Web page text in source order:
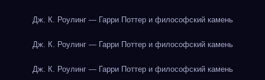
Дж. К. Роулинг — Гарри Поттер и философский камень
Дж. К. Роулинг — Гарри Поттер и философский камень
Дж. К. Роулинг — Гарри Поттер и философский камень